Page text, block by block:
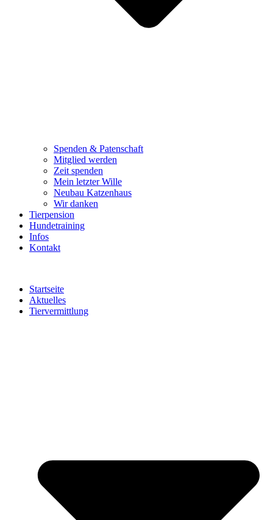
Spenden & Patenschaft
Mitglied werden
Zeit spenden
Mein letzter Wille
Neubau Katzenhaus
Wir danken
Tierpension
Hundetraining
Infos
Kontakt
Startseite
Aktuelles
Tiervermittlung